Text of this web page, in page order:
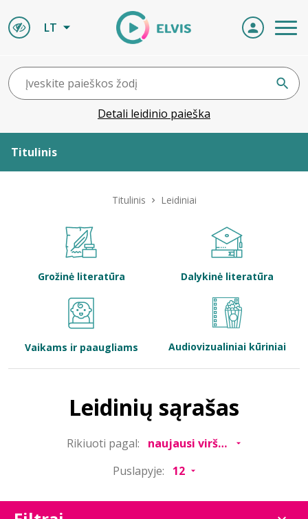
LT
Detali leidinio paieška
Titulinis
Bibliotekoms
Titulinis Leidiniai
Grožinė literatūra Dalykinė literatūra
Vaikams ir paaugliams Audiovizualiniai kūriniai
Leidinių sąrašas
Rikiuoti pagal:
Puslapyje: